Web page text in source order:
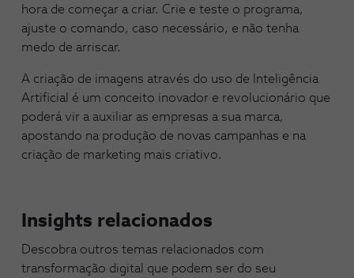
hora de começar a criar. Crie e teste o programa,
ajuste o comando, caso necessário, e não tenha
medo de arriscar.
A criação de imagens através do uso de Inteligência
Artificial é um conceito inovador e revolucionário que
poderá vir a auxiliar as empresas a sua marca,
apostando na produção de novas campanhas e na
criação de marketing mais criativo.
Insights relacionados
Descobra outros temas relacionados com
transformação digital que podem ser do seu